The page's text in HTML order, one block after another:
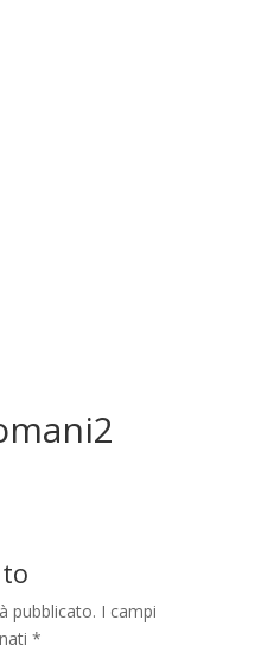
pubblicato. I campi
*